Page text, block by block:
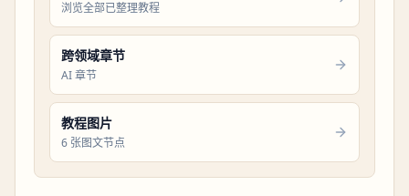
浏览全部已整理教程
跨领域章节
AI 章节
教程图片
6 张图文节点